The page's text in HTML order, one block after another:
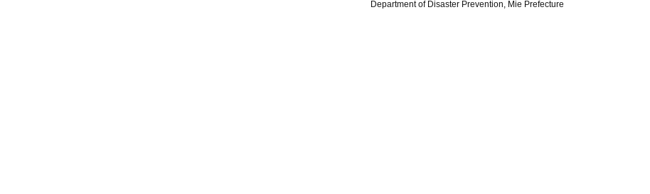
Department of Disaster Prevention, Mie Prefecture